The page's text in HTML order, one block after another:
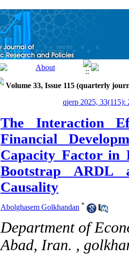
Volume 33, Issue 115 (quarterly
qjerp 2025, 33(115):
The Interaction
Financial
Capacity Factor in
Bootstrap ARDL
Causality
Abolghasem Golkhandan *
Department of
Abad, Iran. ,